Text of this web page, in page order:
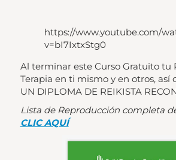
https://www.youtube.com/
v=bI7IxtxStg0
Al terminar este Curso Gratuito tu
Terapia en ti mismo y en otros, así
UN DIPLOMA DE REIKISTA
Lista de Reproducción completa
CLIC AQUÍ